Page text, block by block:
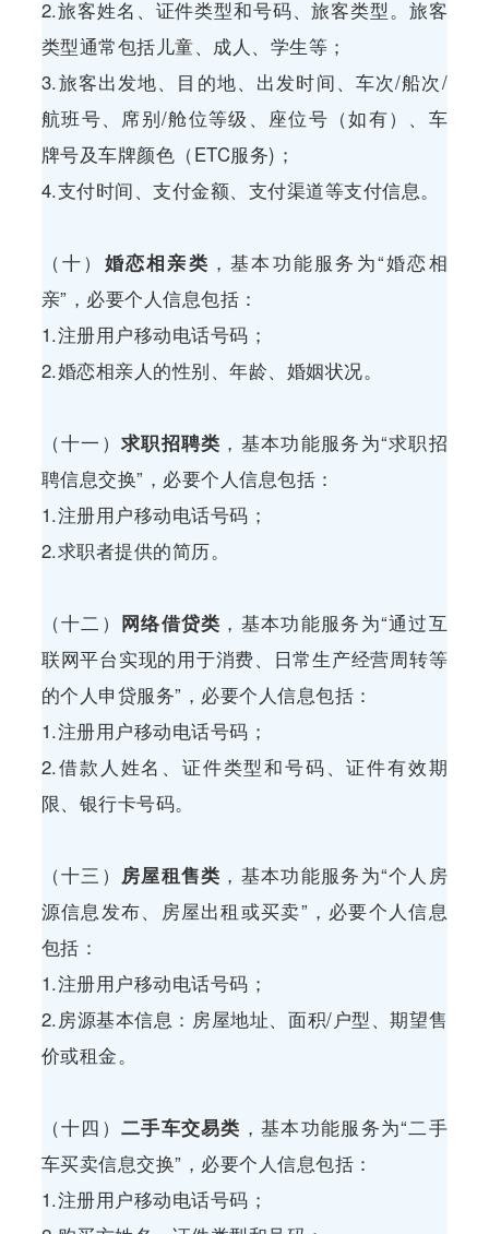
2.旅客姓名、证件类型和号码、旅客类型。旅客
类型通常包括儿童、成人、学生等；
3.旅客出发地、目的地、出发时间、车次/船次/
航班号、席别/舱位等级、座位号（如有）、车
牌号及车牌颜色（ETC服务)；
4.支付时间、支付金额、支付渠道等支付信息。
（十） 婚恋相亲类 ，基本功能服务为“婚恋相
亲”，必要个人信息包括：
1.注册用户移动电话号码；
2.婚恋相亲人的性别、年龄、婚姻状况。
（十一）求职招聘类 ，基本功能服务为“求职招
聘信息交换”，必要个人信息包括：
1.注册用户移动电话号码；
2.求职者提供的简历。
（十二） 网络借贷类 ，基本功能服务为“通过互
联网平台实现的用于消费、日常生产经营周转等
的个人申贷服务”，必要个人信息包括：
1.注册用户移动电话号码；
2.借款人姓名、证件类型和号码、证件有效期
限、银行卡号码。
（十三） 房屋租售类 ，基本功能服务为“个人房
源信息发布、房屋出租或买卖”，必要个人信息
包括：
1.注册用户移动电话号码；
2.房源基本信息：房屋地址、面积/户型、期望售
价或租金。
（十四）二手车交易类 ，基本功能服务为“二手
车买卖信息交换”，必要个人信息包括：
1.注册用户移动电话号码；